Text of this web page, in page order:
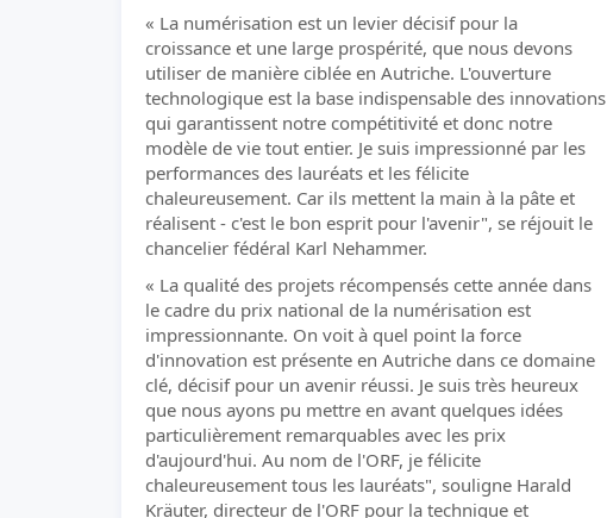
« La numérisation est un levier décisif pour la
croissance et une large prospérité, que nous devons
utiliser de manière ciblée en Autriche. L'ouverture
technologique est la base indispensable des innovations
qui garantissent notre compétitivité et donc notre
modèle de vie tout entier. Je suis impressionné par les
performances des lauréats et les félicite
chaleureusement. Car ils mettent la main à la pâte et
réalisent - c'est le bon esprit pour l'avenir", se réjouit le
chancelier fédéral Karl Nehammer.
« La qualité des projets récompensés cette année dans
le cadre du prix national de la numérisation est
impressionnante. On voit à quel point la force
d'innovation est présente en Autriche dans ce domaine
clé, décisif pour un avenir réussi. Je suis très heureux
que nous ayons pu mettre en avant quelques idées
particulièrement remarquables avec les prix
d'aujourd'hui. Au nom de l'ORF, je félicite
chaleureusement tous les lauréats", souligne Harald
Kräuter, directeur de l'ORF pour la technique et